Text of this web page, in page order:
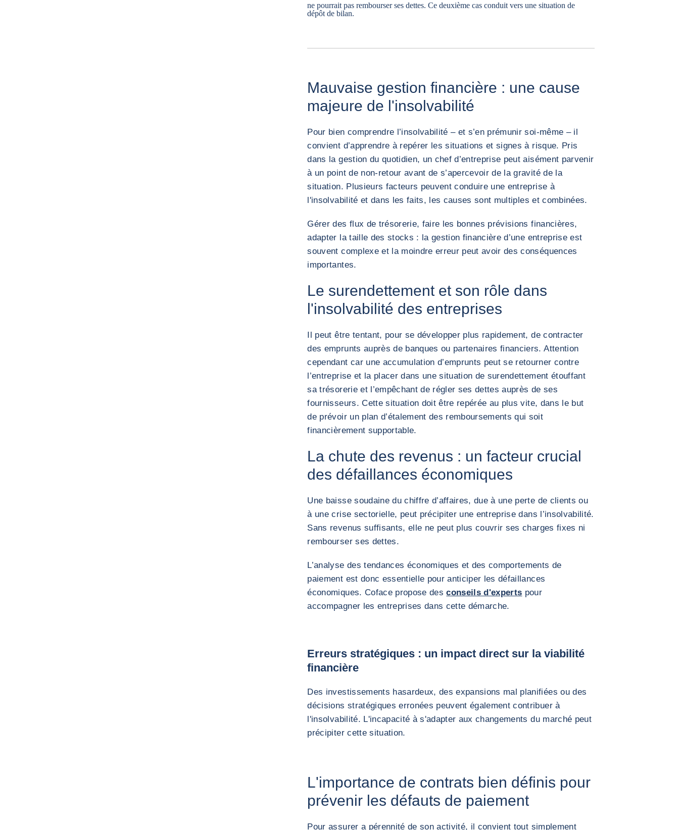
ne pourrait pas rembourser ses dettes. Ce deuxième cas conduit vers une situation de
dépôt de bilan.
Mauvaise gestion financière : une cause
majeure de l'insolvabilité
Pour bien comprendre l’insolvabilité – et s’en prémunir soi-même – il
convient d’apprendre à repérer les situations et signes à risque. Pris
dans la gestion du quotidien, un chef d’entreprise peut aisément parvenir
à un point de non-retour avant de s’apercevoir de la gravité de la
situation. Plusieurs facteurs peuvent conduire une entreprise à
l'insolvabilité et dans les faits, les causes sont multiples et combinées.
Gérer des flux de trésorerie, faire les bonnes prévisions financières,
adapter la taille des stocks : la gestion financière d’une entreprise est
souvent complexe et la moindre erreur peut avoir des conséquences
importantes.
Le surendettement et son rôle dans
l'insolvabilité des entreprises
Il peut être tentant, pour se développer plus rapidement, de contracter
des emprunts auprès de banques ou partenaires financiers. Attention
cependant car une accumulation d’emprunts peut se retourner contre
l’entreprise et la placer dans une situation de surendettement étouffant
sa trésorerie et l’empêchant de régler ses dettes auprès de ses
fournisseurs. Cette situation doit être repérée au plus vite, dans le but
de prévoir un plan d’étalement des remboursements qui soit
financièrement supportable.
La chute des revenus : un facteur crucial
des défaillances économiques
Une baisse soudaine du chiffre d’affaires, due à une perte de clients ou
à une crise sectorielle, peut précipiter une entreprise dans l’insolvabilité.
Sans revenus suffisants, elle ne peut plus couvrir ses charges fixes ni
rembourser ses dettes.
L’analyse des tendances économiques et des comportements de
paiement est donc essentielle pour anticiper les défaillances
économiques. Coface propose desconseils d'experts pour
accompagner les entreprises dans cette démarche.
Erreurs stratégiques : un impact direct sur la viabilité
financière
Des investissements hasardeux, des expansions mal planifiées ou des
décisions stratégiques erronées peuvent également contribuer à
l'insolvabilité. L'incapacité à s'adapter aux changements du marché peut
précipiter cette situation.
L'importance de contrats bien définis pour
prévenir les défauts de paiement
Pour assurer a pérennité de son activité, il convient tout simplement